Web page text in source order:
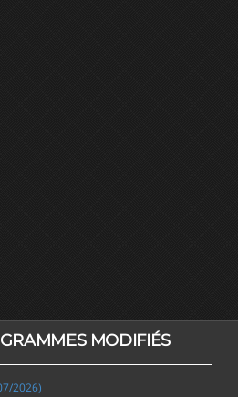
MODIFIÉS
2026)